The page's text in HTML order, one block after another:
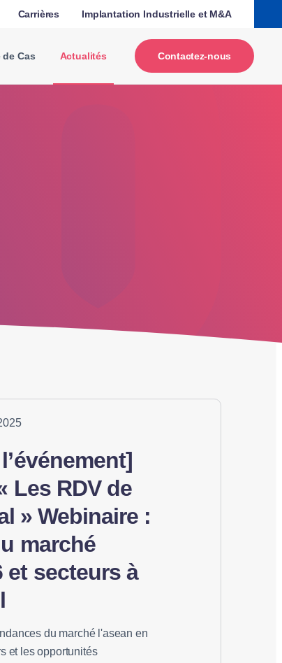
Carrières Implantation Industrielle et M&A
de Cas Actualités Contactez-nous
Les RDV de
» Webinaire :
marché
et secteurs à
du marché l'asean en
et les opportunités